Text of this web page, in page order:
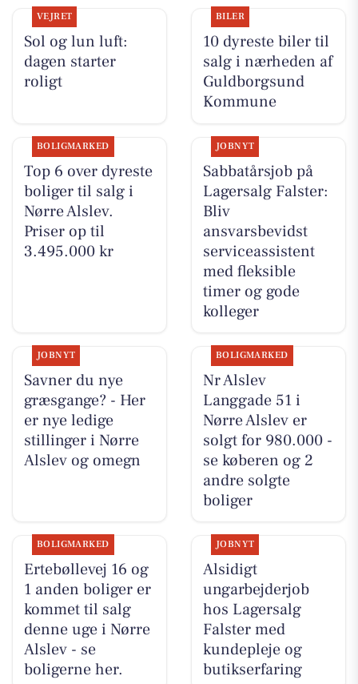
VEJRET
Sol og lun luft:
dagen starter
roligt
BILER
10 dyreste biler til
salg i nærheden af
Guldborgsund
Kommune
BOLIGMARKED
Top 6 over dyreste
boliger til salg i
Nørre Alslev.
Priser op til
3.495.000 kr
JOBNYT
Sabbatårsjob på
Lagersalg Falster:
Bliv
ansvarsbevidst
serviceassistent
med fleksible
timer og gode
kolleger
JOBNYT
Savner du nye
græsgange? - Her
er nye ledige
stillinger i Nørre
Alslev og omegn
BOLIGMARKED
Nr Alslev
Langgade 51 i
Nørre Alslev er
solgt for 980.000 -
se køberen og 2
andre solgte
boliger
BOLIGMARKED
Ertebøllevej 16 og
1 anden boliger er
kommet til salg
denne uge i Nørre
Alslev - se
boligerne her.
JOBNYT
Alsidigt
ungarbejderjob
hos Lagersalg
Falster med
kundepleje og
butikserfaring